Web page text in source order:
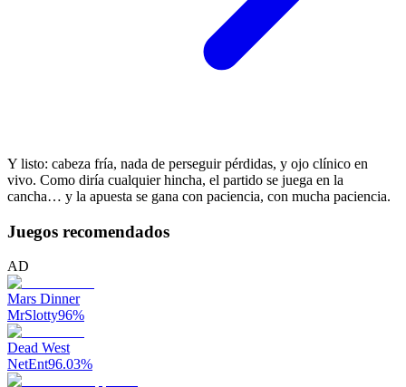
Y listo: cabeza fría, nada de perseguir pérdidas, y ojo clínico en
vivo. Como diría cualquier hincha, el partido se juega en la
cancha… y la apuesta se gana con paciencia, con mucha paciencia.
Juegos recomendados
AD
Mars Dinner
MrSlotty96%
Dead West
NetEnt96.03%